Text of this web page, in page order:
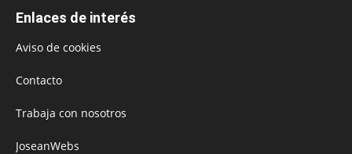
Enlaces de interés
Aviso de cookies
Contacto
Trabaja con nosotros
JoseanWebs